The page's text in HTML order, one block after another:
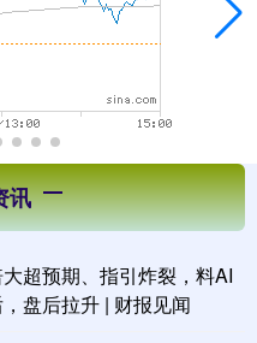
讯
超预期、指引炸裂，料AI
盘后拉升 | 财报见闻